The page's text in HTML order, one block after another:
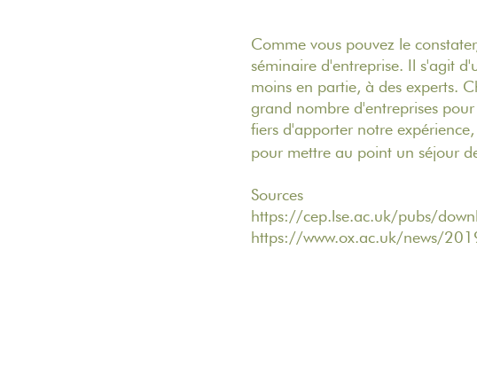
Comme vous pouvez le
séminaire d'entreprise. Il s'agit
moins en partie, à des experts.
grand nombre d'entreprises
fiers d'apporter notre
pour mettre au point un séjour
Sources
https://cep.lse.ac.uk/pubs/
https://www.ox.ac.uk/news/